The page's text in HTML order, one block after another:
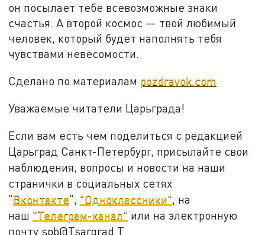
он посылает тебе всевозможные знаки
счастья. А второй космос — твой любимый
человек, который будет наполнять тебя
чувствами невесомости.
Сделано по материалам pozdravok.com
Уважаемые читатели Царьграда!
Если вам есть чем поделиться с редакцией
Царьград Санкт-Петербург, присылайте свои
наблюдения, вопросы и новости на наши
странички в социальных сетях
"Вконтакте", "Одноклассники", на
наш "Телеграм-канал" или на электронную
почту spb@Tsargrad.T